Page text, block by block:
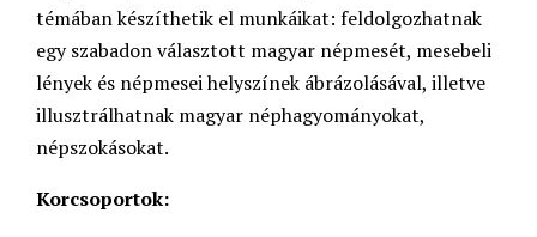
témában készíthetik el munkáikat: feldolgozhatnak
egy szabadon választott magyar népmesét, mesebeli
lények és népmesei helyszínek ábrázolásával, illetve
illusztrálhatnak magyar néphagyományokat,
népszokásokat.
Korcsoportok: